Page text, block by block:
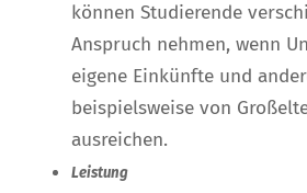
können Studierende
Anspruch nehmen, wenn
eigene Einkünfte und
beispielsweise von
ausreichen.
Leistung